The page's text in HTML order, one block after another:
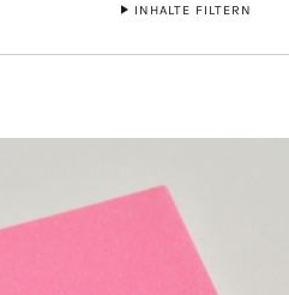
INHALTE FILTERN